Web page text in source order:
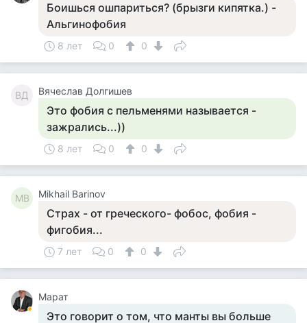
Боишься ошпариться? (брызги кипятка.) -
Альгинофобия
8 лет 0 0
ВД Вячеслав Долгишев
Это фобия с пельменями называется -
зажрались...))
8 лет 0 0
MB Mikhail Barinov
Страх - от греческого- фобос, фобия -
фигобия...
7 лет 0 0
Марат
Это говорит о том, что манты вы больше